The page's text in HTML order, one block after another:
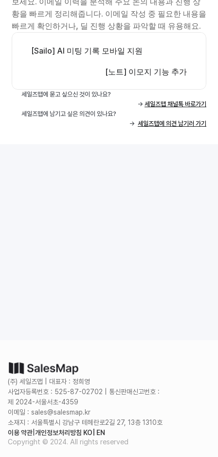
황을 빠르게 정리해줍니다. 이메일 작성 중 필요한 내용을
빠르게 확인하거나, 딜 진행 상황을 파악할 때 유용해요.
[Sailo] AI 미팅 기록 모바일 지원
[노트] 이모지 기능 추가
세일즈맵에 묻고 싶으신 것이 있나요?
-> 세일즈맵 채널톡 바로가기
세일즈맵에 남기고 싶은 의견이 있나요?
-> 세일즈맵에 의견 남기러 가기
(주) 세일즈맵 | 대표자 : 정희영
사업자등록번호 : 525-87-02702 | 통신판매신고번호 :
제 2024-서울서초-4359
이메일 : sales@salesmap.kr
소재지 : 서울특별시 강남구 테헤란로2길 27, 13층 1310호
이용 약관 개인정보처리방침 KO | EN
Copyright © 2024. All rights reserved